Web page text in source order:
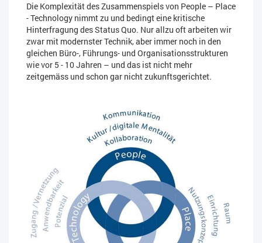
Die Komplexität des Zusammenspiels von People – Place
- Technology nimmt zu und bedingt eine kritische
Hinterfragung des Status Quo. Nur allzu oft arbeiten wir
zwar mit modernster Technik, aber immer noch in den
gleichen Büro-, Führungs- und Organisationsstrukturen
wie vor 5 - 10 Jahren – und das ist nicht mehr
zeitgemäss und schon gar nicht zukunftsgerichtet.